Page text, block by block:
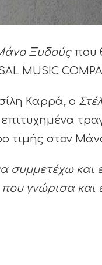
Ξυδούς που
MUSIC
Καρρά, ο
τιμής στον
και
γνώρισα και